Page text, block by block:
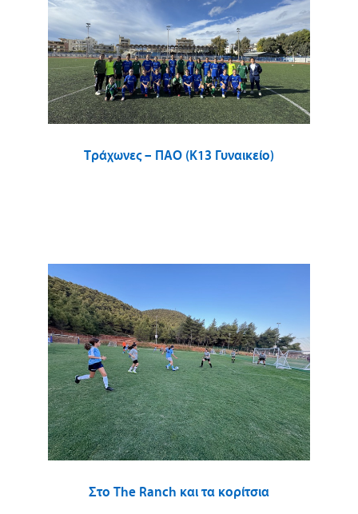
Τράχωνες – ΠΑΟ (Κ13 Γυναικείο)
Στο The Ranch και τα κορίτσια